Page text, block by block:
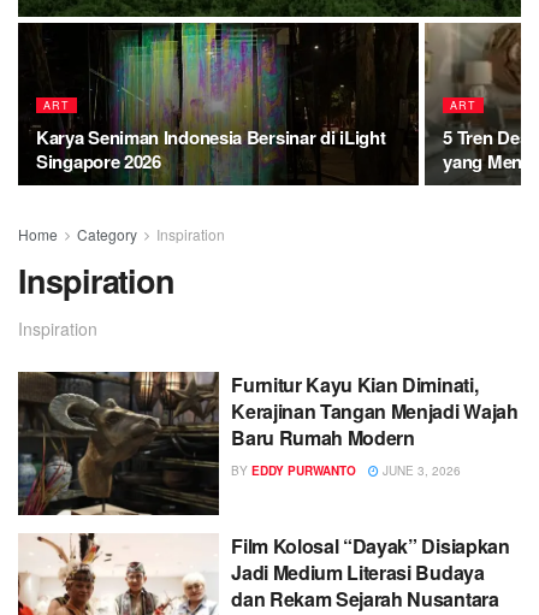
ART
Karya Seniman Indonesia Bersinar di iLight
Singapore 2026
ART
5 Tren
yang
Home Category Inspiration
Inspiration
Inspiration
Furnitur Kayu Kian Diminati,
Kerajinan Tangan Menjadi Wajah
Baru Rumah Modern
BY EDDY PURWANTO JUNE 3, 2026
Film Kolosal “Dayak” Disiapkan
Jadi Medium Literasi Budaya
dan Rekam Sejarah Nusantara